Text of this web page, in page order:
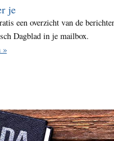
je
een overzicht van de
Dagblad in je mailbox.
»